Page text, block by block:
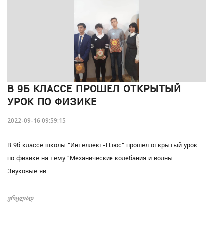
В 9Б КЛАССЕ ПРОШЕЛ ОТКРЫТЫЙ
УРОК ПО ФИЗИКЕ
2022-09-16 09:59:15
В 9б классе школы "Интеллект-Плюс" прошел открытый урок
по физике на тему "Механические колебания и волны.
Звуковые яв...
ᲕᲠᲪᲚᲐᲓ